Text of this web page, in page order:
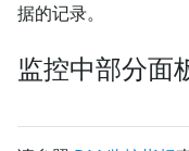
据的记录。
监控中部分面